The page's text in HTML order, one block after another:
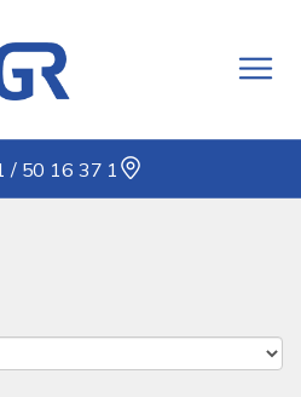
/ 50 16 37 1